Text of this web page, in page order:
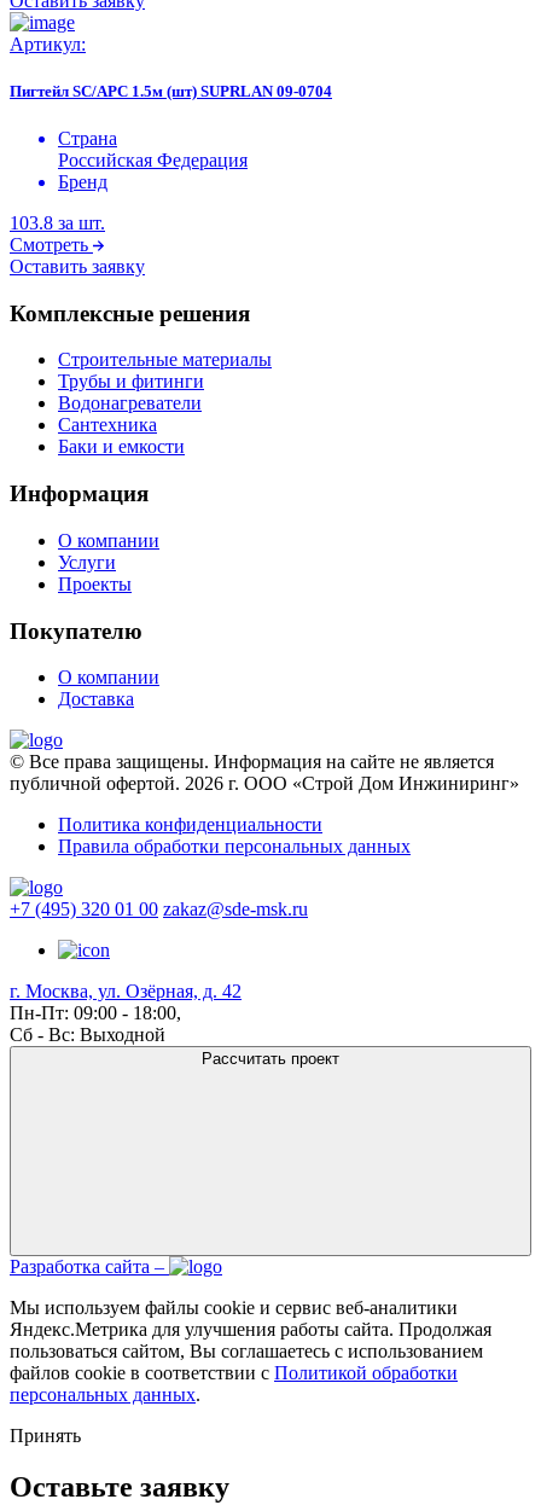
Артикул:
Пигтейл SC/APC 1.5м (шт) SUPRLAN 09-0704
Страна
Российская Федерация
Бренд
103.8 за шт.
Смотреть
Оставить заявку
Комплексные решения
Строительные материалы
Трубы и фитинги
Водонагреватели
Сантехника
Баки и емкости
Информация
О компании
Услуги
Проекты
Покупателю
О компании
Доставка
© Все права защищены. Информация на сайте не является
публичной офертой. 2026 г. ООО «Строй Дом Инжиниринг»
Политика конфиденциальности
Правила обработки персональных данных
+7 (495) 320 01 00 zakaz@sde-msk.ru
г. Москва, ул. Озёрная, д. 42
Пн-Пт: 09:00 - 18:00,
Сб - Вс: Выходной
Рассчитать проект
Разработка сайта –
Мы используем файлы cookie и сервис веб-аналитики
Яндекс.Метрика для улучшения работы сайта. Продолжая
пользоваться сайтом, Вы соглашаетесь с использованием
файлов cookie в соответствии с Политикой обработки
персональных данных.
Принять
Оставьте заявку